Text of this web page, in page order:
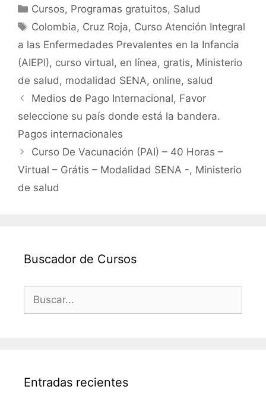
e
b
o
o
k
er l
s
A
p
p
p
ar
tir
Categorías
Cursos, Programas gratuitos, Salud
Etiquetas
Colombia, Cruz Roja, Curso Atención Integral
a las Enfermedades Prevalentes en la Infancia
(AIEPI), curso virtual, en línea, gratis, Ministerio
de salud, modalidad SENA, online, salud
Medios de Pago Internacional, Favor
seleccione su país donde está la bandera.
Pagos internacionales
Curso De Vacunación (PAI) – 40 Horas –
Virtual – Grátis – Modalidad SENA -, Ministerio
de salud
Buscador de Cursos
Buscar:
Entradas recientes